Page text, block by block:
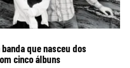
que nasceu dos
cinco álbuns